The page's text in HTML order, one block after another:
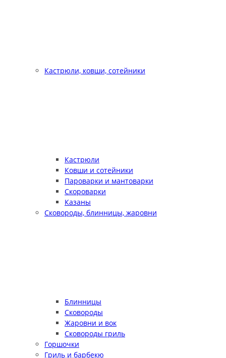
Кастрюли, ковши, сотейники
Кастрюли
Ковши и сотейники
Пароварки и мантоварки
Скороварки
Казаны
Сковороды, блинницы, жаровни
Блинницы
Сковороды
Жаровни и вок
Сковороды гриль
Горшочки
Гриль и барбекю